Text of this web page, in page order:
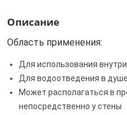
Описание
Область применения:
Для использования
Для водоотведения в
Может располагаться в
непосредственно у стены